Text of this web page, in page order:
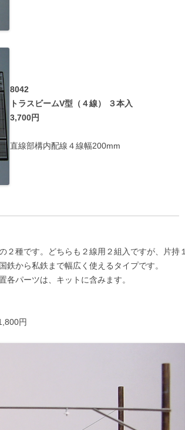
8042
トラスビームV型（４線） ３本入
3,700円
直線部構内配線４線幅200mm
種です。どちらも２線用２組入ですが、片持１
から私鉄まで幅広く使えるタイプです。
パーツは、キットに含みます。
円